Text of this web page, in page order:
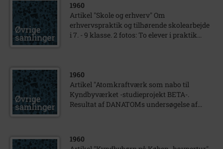
1960
Artikel "Skole og erhverv" Om
erhvervspraktik og tilhørende skolearbejde
i 7. - 9 klasse. 2 fotos: To elever i praktik...
1960
Artikel "Atomkraftværk som nabo til
Kyndbyværket -studieprojekt BETA-.
Resultat af DANATOMs undersøgelse af...
1960